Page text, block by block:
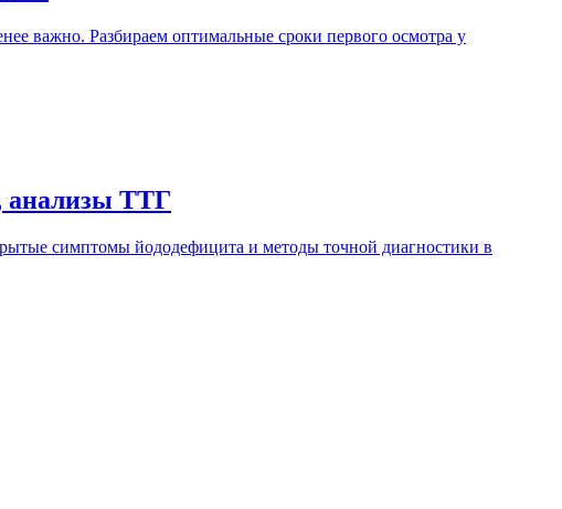
важно. Разбираем оптимальные сроки первого осмотра у
анализы ТТГ
симптомы йододефицита и методы точной диагностики в